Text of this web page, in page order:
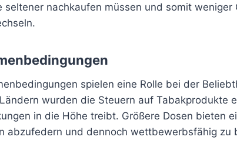
seltener nachkaufen müssen und somit weniger
spielen eine Rolle bei der
wurden die Steuern auf Tabakprodukte
in die Höhe treibt. Größere Dosen bieten
abzufedern und dennoch wettbewerbsfähig zu